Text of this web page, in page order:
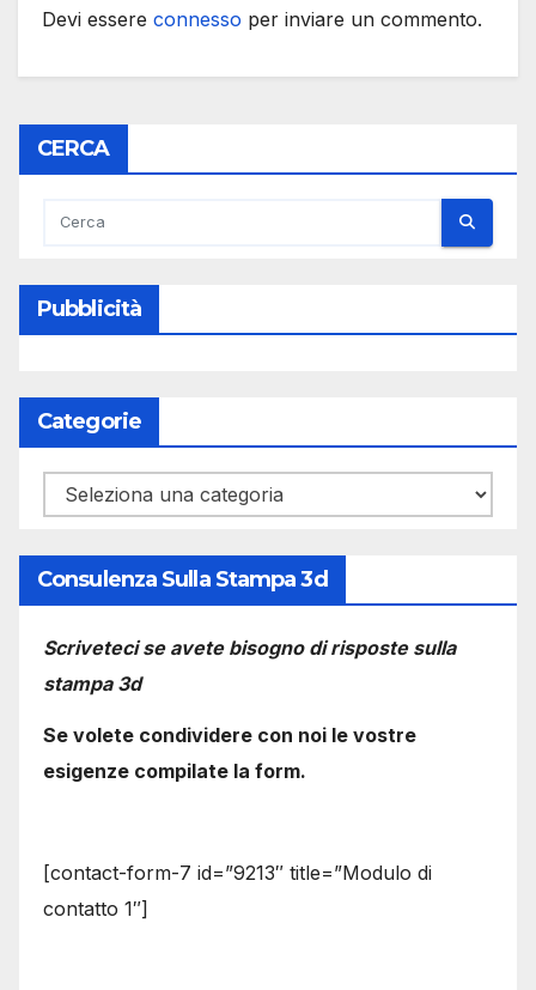
Devi essere connesso per inviare un commento.
CERCA
Pubblicità
Categorie
Categorie
Consulenza Sulla Stampa 3d
Scriveteci se avete bisogno di risposte sulla
stampa 3d
Se volete condividere con noi le vostre
esigenze compilate la form.
[contact-form-7 id=”9213″ title=”Modulo di
contatto 1″]